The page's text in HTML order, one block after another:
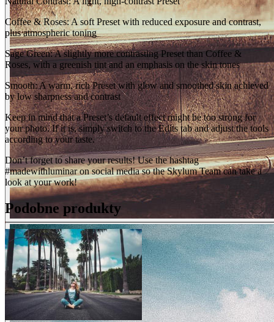
Coffee & Roses: A soft Preset with reduced exposure and contrast,
plus atmospheric toning
Sage Green: A slightly more contrasting Preset than Coffee &
Roses, with a greenish tint and an emphasis on the skin tones
Smooth: A warm, rich Preset with glow and smoothed skin achieved
by low sharpness and contrast
Keep in mind that a Preset’s default effect might be too strong for
your photo. If it is, simply switch to the Edits tab and adjust the tools
according to your taste.
Don’t forget to share your results! Use the hashtag
#madewithluminar on social media so the Skylum Team can take a
look at your work!
Podobne produkty